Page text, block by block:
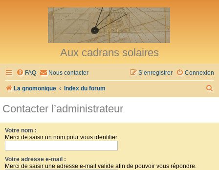
Aux cadrans solaires
FAQ Nous contacter Connexion
S’enregistrer
La gnomonique Index du forum
Contacter l’administrateur
Votre nom :
Merci de saisir un nom pour vous identifier.
Votre adresse e-mail :
Merci de saisir une adresse e-mail valide afin de pouvoir vous répondre.